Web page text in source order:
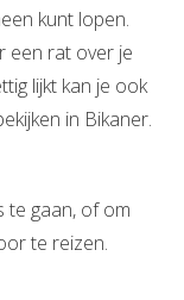
kunt lopen.
een rat over je
lijkt kan je ook
in Bikaner.
te gaan, of om
te reizen.